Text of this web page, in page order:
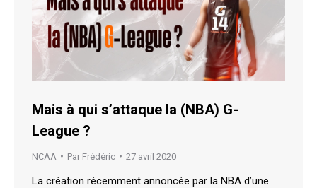
Mais à qui s’attaque la (NBA) G-
League ?
NCAA Par Frédéric 27 avril 2020
La création récemment annoncée par la NBA d’une